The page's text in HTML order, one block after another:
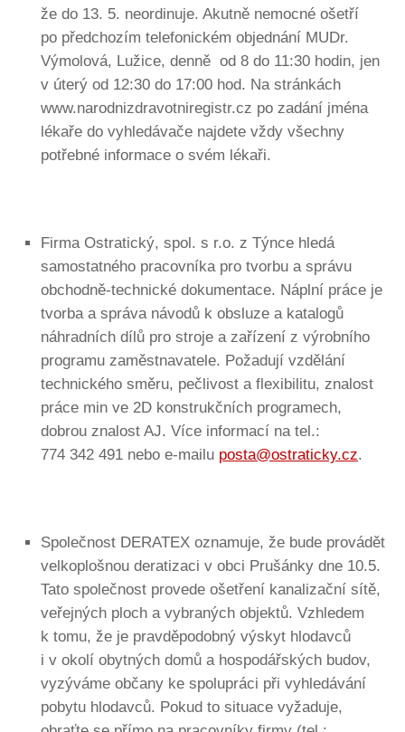
že do 13. 5. neordinuje. Akutně nemocné ošetří
po předchozím telefonickém objednání MUDr.
Výmolová, Lužice, denně od 8 do 11:30 hodin, jen
v úterý od 12:30 do 17:00 hod. Na stránkách
www.narodnizdravotniregistr.cz po zadání jména
lékaře do vyhledávače najdete vždy všechny
potřebné informace o svém lékaři.
Firma Ostratický, spol. s r.o. z Týnce hledá
samostatného pracovníka pro tvorbu a správu
obchodně-technické dokumentace. Náplní práce je
tvorba a správa návodů k obsluze a katalogů
náhradních dílů pro stroje a zařízení z výrobního
programu zaměstnavatele. Požadují vzdělání
technického směru, pečlivost a flexibilitu, znalost
práce min ve 2D konstrukčních programech,
dobrou znalost AJ. Více informací na tel.:
774 342 491 nebo e-mailu posta@ostraticky.cz.
Společnost DERATEX oznamuje, že bude provádět
velkoplošnou deratizaci v obci Prušánky dne 10.5.
Tato společnost provede ošetření kanalizační sítě,
veřejných ploch a vybraných objektů. Vzhledem
k tomu, že je pravděpodobný výskyt hlodavců
i v okolí obytných domů a hospodářských budov,
vyzýváme občany ke spolupráci při vyhledávání
pobytu hlodavců. Pokud to situace vyžaduje,